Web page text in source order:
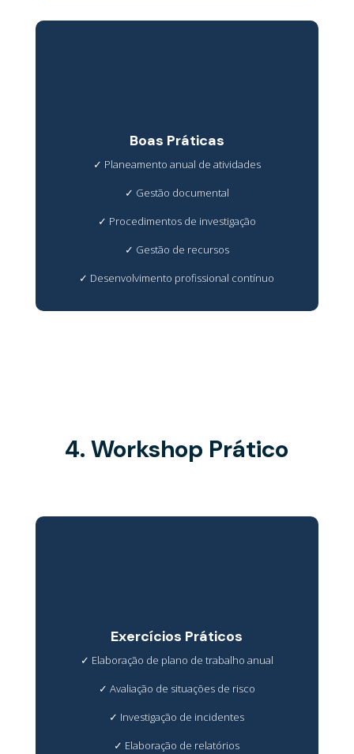
Boas Práticas
✓ Planeamento anual de atividades
✓ Gestão documental
✓ Procedimentos de investigação
✓ Gestão de recursos
✓ Desenvolvimento profissional contínuo
4. Workshop Prático
Exercícios Práticos
✓ Elaboração de plano de trabalho anual
✓ Avaliação de situações de risco
✓ Investigação de incidentes
✓ Elaboração de relatórios